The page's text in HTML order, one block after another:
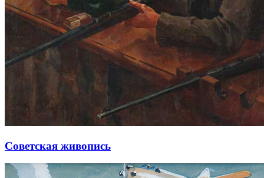
Советская живопись